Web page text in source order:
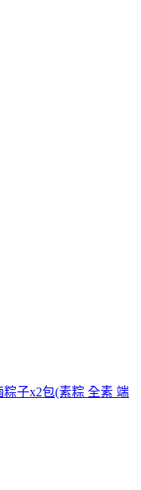
子x2包(素粽 全素 端